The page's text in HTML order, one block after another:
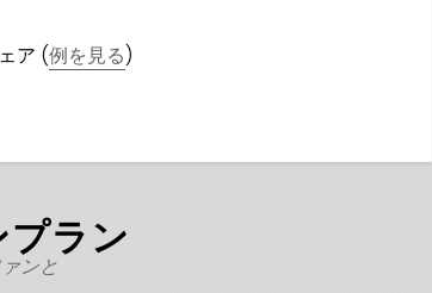
ア (例を見る)
ラン
ンと